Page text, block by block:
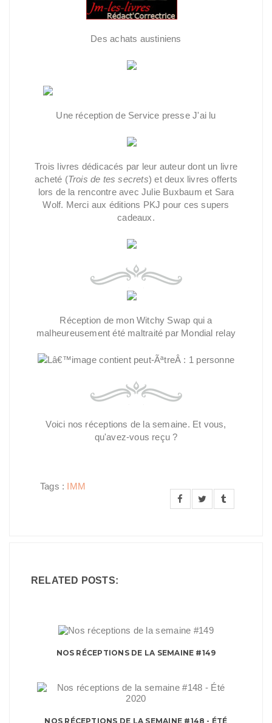
Des achats austiniens
Une réception de Service presse J'ai lu
Trois livres dédicacés par leur auteur dont un livre
acheté (Trois de tes secrets) et deux livres offerts
lors de la rencontre avec Julie Buxbaum et Sara
Wolf. Merci aux éditions PKJ pour ces supers
cadeaux.
Réception de mon Witchy Swap qui a
malheureusement été maltraité par Mondial relay
Voici nos réceptions de la semaine. Et vous,
qu'avez-vous reçu ?
Tags : IMM
RELATED POSTS:
NOS RÉCEPTIONS DE LA SEMAINE #149
NOS RÉCEPTIONS DE LA SEMAINE #148 - ÉTÉ